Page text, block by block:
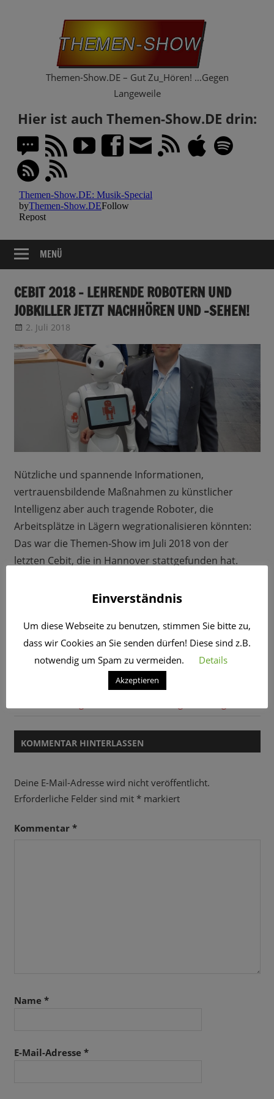
Themen-Show.DE – Gut Zu_Hören! …Gegen
Langeweile
Hier ist auch Themen-Show.DE drin:
MENÜ
CEBIT 2018 – LEHRENDE ROBOTERN UND
JOBKILLER JETZT NACHHÖREN UND -SEHEN!
2. Juli 2018
Nützliche und spannende Informationen,
vertrauensbildende Maßnahmen zu künstlicher
Intelligenz aber auch tragende Roboter, die
Arbeitsplätze in Lägern wegrationalisieren könnten:
Das war die Themen-Show im Juli 2018 von der
letzten Cebit, die in Hannover stattgefunden hat.
Nachhören oder sogar anschauen ?
Beitragsnavigation
Vorheriger
07.05.2018: Thomas Koschwitz – ein Leben in den
Hunde als Lebensretter – ehrenamtliches Engagement bei
KOMMENTAR HINTERLASSEN
Deine E-Mail-Adresse wird nicht veröffentlicht.
Erforderliche Felder sind mit *markiert
Kommentar *
Name *
E-Mail-Adresse *
Einverständnis
Um diese Webseite zu benutzen, stimmen Sie bitte zu,
dass wir Cookies an Sie senden dürfen! Diese sind z.B.
notwendig um Spam zu vermeiden.
Details
Akzeptieren